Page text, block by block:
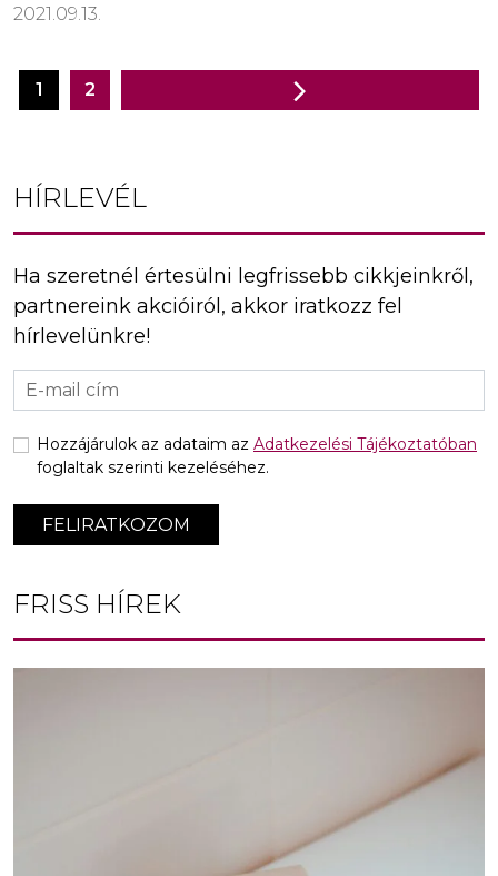
2021.09.13.
Bejegyzés
1 2
HÍRLEVÉL
Ha szeretnél értesülni legfrissebb cikkjeinkről,
partnereink akcióiról, akkor iratkozz fel
hírlevelünkre!
FELIRATKOZOM
Hozzájárulok az adataim az Adatkezelési Tájékoztatóban
foglaltak szerinti kezeléséhez.
FRISS HÍREK